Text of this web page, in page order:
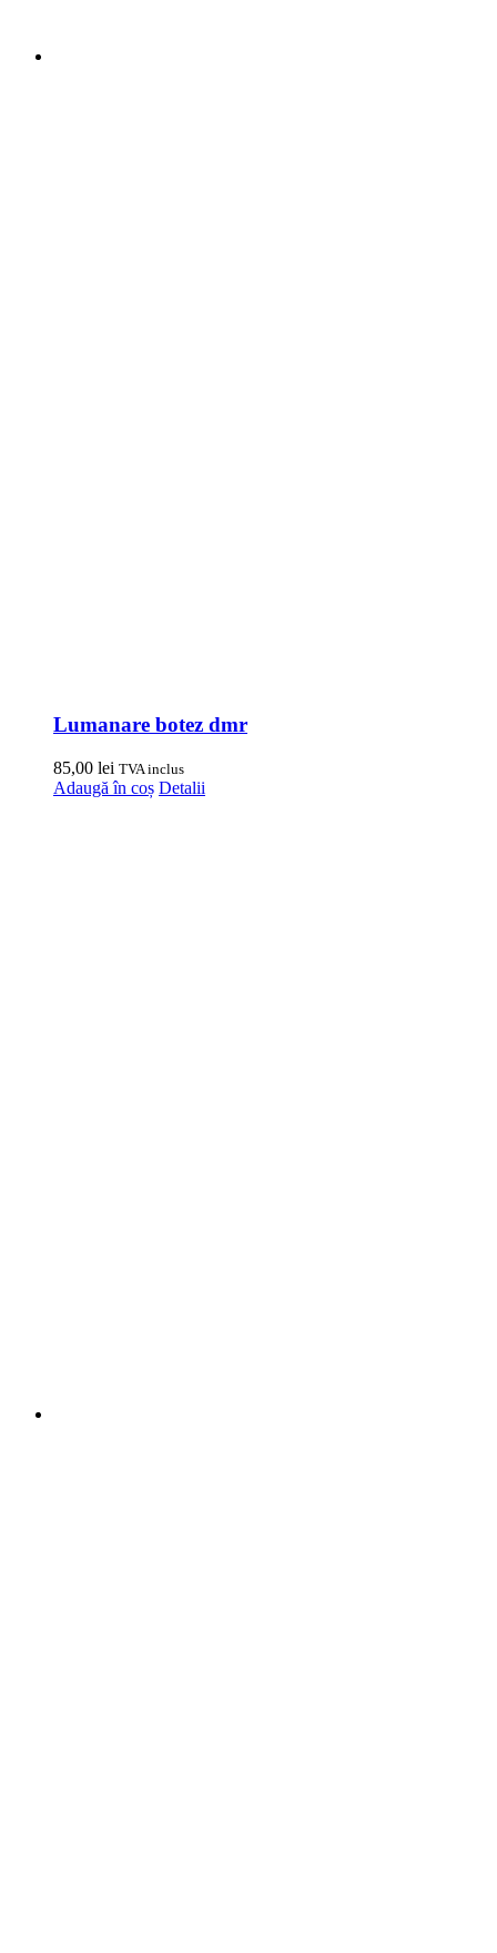
Lumanare botez dmr
85,00 lei TVA inclus
Adaugă în coș Detalii